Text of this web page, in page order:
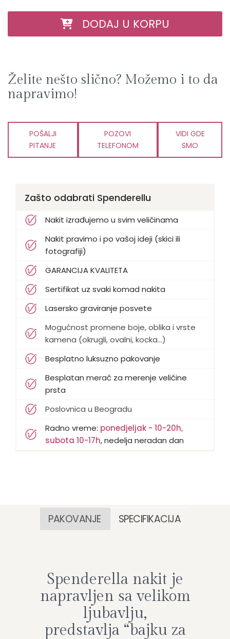
DODAJ U KORPU
Želite nešto slično? Možemo i to da
napravimo!
POŠALJI
PITANJE
POZOVI
TELEFONOM
VIDI GDE
SMO
Zašto odabrati Spenderellu
Nakit izrađujemo u svim veličinama
Nakit pravimo i po vašoj ideji (skici ili
fotografiji)
GARANCIJA KVALITETA
Sertifikat uz svaki komad nakita
Lasersko graviranje posvete
Mogućnost promene boje, oblika i vrste
kamena (okrugli, ovalni, kocka...)
Besplatno luksuzno pakovanje
Besplatan merač za merenje veličine
prsta
Poslovnica u Beogradu
Radno vreme: ponedjeljak - 10-20h,
subota 10-17h, nedelja neradan dan
PAKOVANJE SPECIFIKACIJA
Spenderella nakit je
napravljen sa velikom
ljubavlju,
predstavlja “bajku za